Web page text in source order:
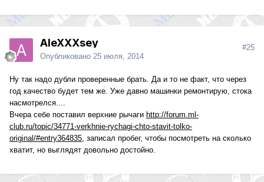
AleXXXsey
Опубликовано 25 июля, 2014
#25
Ну так надо дубли проверенные брать. Да и то не факт, что через
год качество будет тем же. Уже давно машинки ремонтирую, стока
насмотрелся....
Вчера себе поставил верхние рычаги http://forum.ml-
club.ru/topic/34771-verkhnie-rychagi-chto-stavit-tolko-
original/#entry364835, записал пробег, чтобы посмотреть на сколько
хватит, но выглядят довольно достойно.